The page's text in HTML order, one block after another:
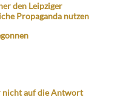
den Leipziger
Propaganda nutzen
nicht auf die Antwort